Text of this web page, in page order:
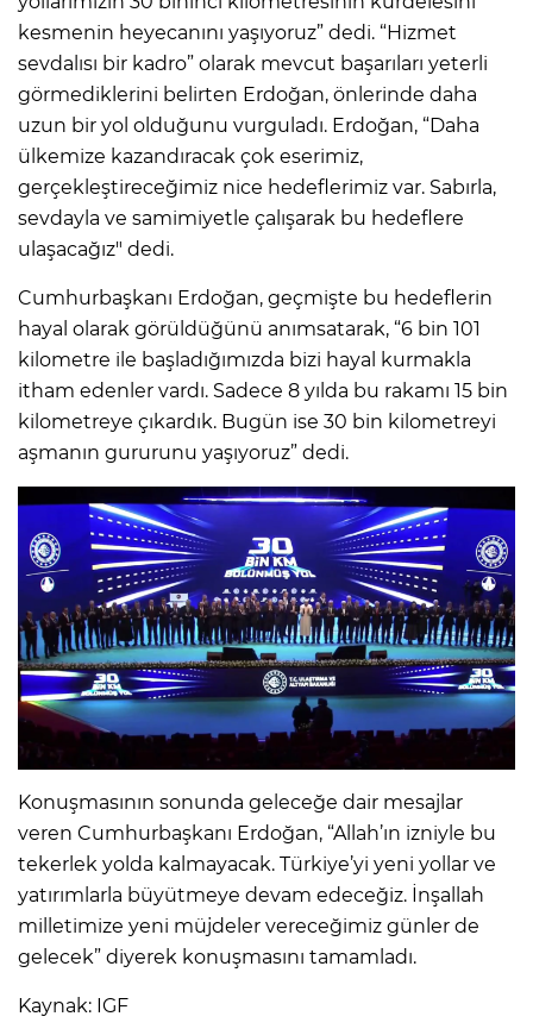
kesmenin heyecanını yaşıyoruz” dedi. “Hizmet
sevdalısı bir kadro” olarak mevcut başarıları yeterli
görmediklerini belirten Erdoğan, önlerinde daha
uzun bir yol olduğunu vurguladı. Erdoğan, “Daha
ülkemize kazandıracak çok eserimiz,
gerçekleştireceğimiz nice hedeflerimiz var. Sabırla,
sevdayla ve samimiyetle çalışarak bu hedeflere
ulaşacağız" dedi.
Cumhurbaşkanı Erdoğan, geçmişte bu hedeflerin
hayal olarak görüldüğünü anımsatarak, “6 bin 101
kilometre ile başladığımızda bizi hayal kurmakla
itham edenler vardı. Sadece 8 yılda bu rakamı 15 bin
kilometreye çıkardık. Bugün ise 30 bin kilometreyi
aşmanın gururunu yaşıyoruz” dedi.
Konuşmasının sonunda geleceğe dair mesajlar
veren Cumhurbaşkanı Erdoğan, “Allah’ın izniyle bu
tekerlek yolda kalmayacak. Türkiye’yi yeni yollar ve
yatırımlarla büyütmeye devam edeceğiz. İnşallah
milletimize yeni müjdeler vereceğimiz günler de
gelecek” diyerek konuşmasını tamamladı.
Kaynak: IGF